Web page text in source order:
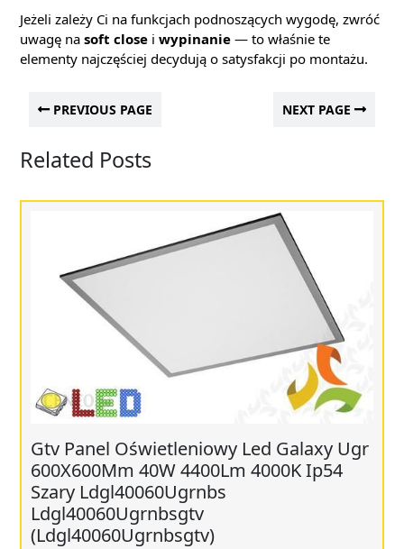
Jeżeli zależy Ci na funkcjach podnoszących wygodę, zwróć
uwagę na soft close i wypinanie — to właśnie te
elementy najczęściej decydują o satysfakcji po montażu.
PREVIOUS PAGE NEXT PAGE
Related Posts
Gtv Panel Oświetleniowy Led Galaxy Ugr
600X600Mm 40W 4400Lm 4000K Ip54
Szary Ldgl40060Ugrnbs
Ldgl40060Ugrnbsgtv
(Ldgl40060Ugrnbsgtv)